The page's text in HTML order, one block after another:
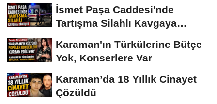
İsmet Paşa Caddesi'nde
Tartışma Silahlı Kavgaya
Karaman'ın Türkülerine Bütçe
Yok, Konserlere Var
Karaman’da 18 Yıllık Cinayet
Çözüldü